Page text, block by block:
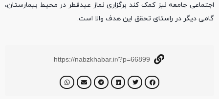
اجتماعی جامعه نیز کمک کند برگزاری نماز عیدفطر در محیط بیمارستان،
گامی دیگر در راستای تحقق این هدف والا است.
https://nabzkhabar.ir/?p=66899